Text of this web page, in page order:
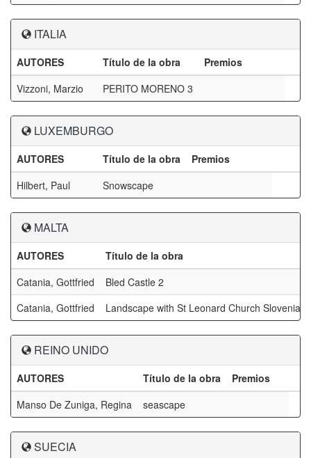
ITALIA
AUTORES Título de la obra
Premios
Vizzoni, Marzio
PERITO MORENO 3
LUXEMBURGO
AUTORES Título de la obra
Premios
Hilbert, Paul
Snowscape
MALTA
AUTORES
Título de la obra
Catania, Gottfried
Bled Castle 2
Catania, Gottfried
Landscape with St Leonard Church Slovenia 5
REINO UNIDO
AUTORES Título de la obra
Premios
Manso De Zuniga, Regina
seascape
SUECIA